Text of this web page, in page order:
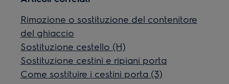
Rimozione o sostituzione del contenitore
del ghiaccio
Sostituzione cestello (H)
Sostituzione cestini e ripiani porta
Come sostituire i cestini porta (3)